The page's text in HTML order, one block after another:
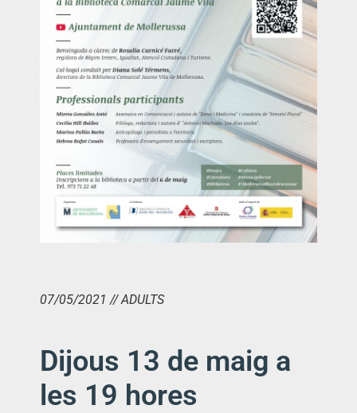
07/05/2021 // ADULTS
Dijous 13 de maig a
les 19 hores